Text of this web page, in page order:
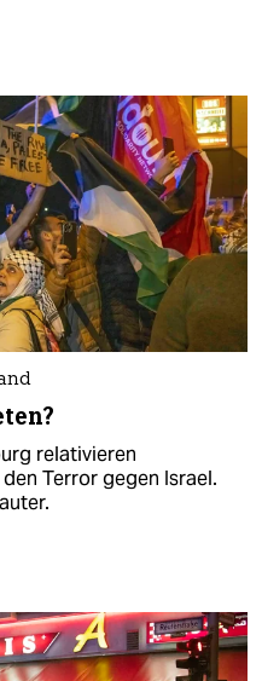
relativieren
Terror gegen Israel.